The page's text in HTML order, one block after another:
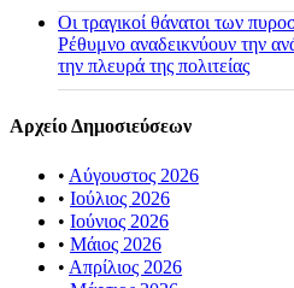
Οι τραγικοί θάνατοι των
Ρέθυμνο αναδεικνύουν την
την πλευρά της πολιτείας
Αρχείο Δημοσιεύσεων
• Αύγουστος 2026
• Ιούλιος 2026
• Ιούνιος 2026
• Μάιος 2026
• Απρίλιος 2026